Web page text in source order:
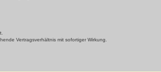
Vertragsverhältnis mit sofortiger Wirkung.